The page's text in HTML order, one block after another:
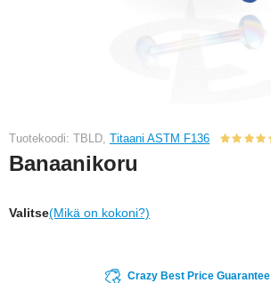
Tuotekoodi: TBLD, Titaani ASTM F136
Banaanikoru
Valitse(Mikä on kokoni?)
Crazy Best Price Guarantee